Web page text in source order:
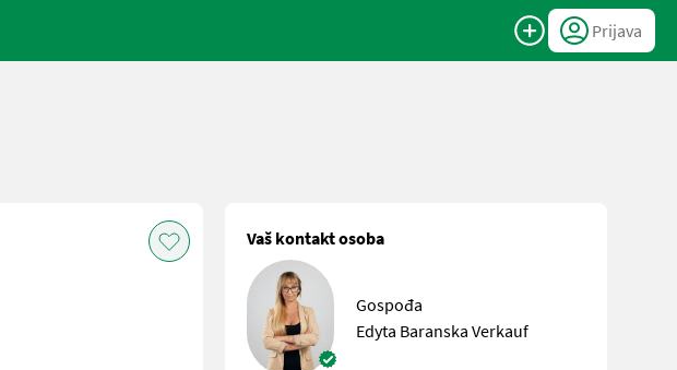
Prijava
Vaš kontakt osoba
Gospođa
Edyta Baranska Verkauf